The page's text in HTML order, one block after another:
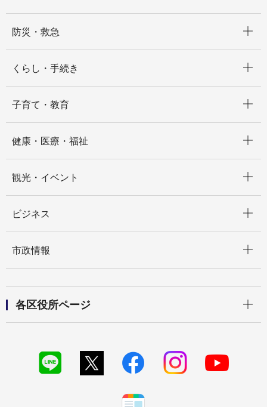
防災・救急
くらし・手続き
子育て・教育
健康・医療・福祉
観光・イベント
ビジネス
市政情報
各区役所ページ